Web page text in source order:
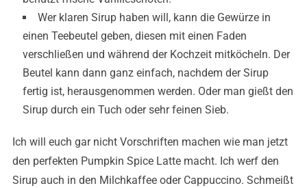
Wer klaren Sirup haben will, kann die Gewürze in
einen Teebeutel geben, diesen mit einen Faden
verschließen und während der Kochzeit mitköcheln. Der
Beutel kann dann ganz einfach, nachdem der Sirup
fertig ist, herausgenommen werden. Oder man gießt den
Sirup durch ein Tuch oder sehr feinen Sieb.
Ich will euch gar nicht Vorschriften machen wie man jetzt
den perfekten Pumpkin Spice Latte macht. Ich werf den
Sirup auch in den Milchkaffee oder Cappuccino. Schmeißt